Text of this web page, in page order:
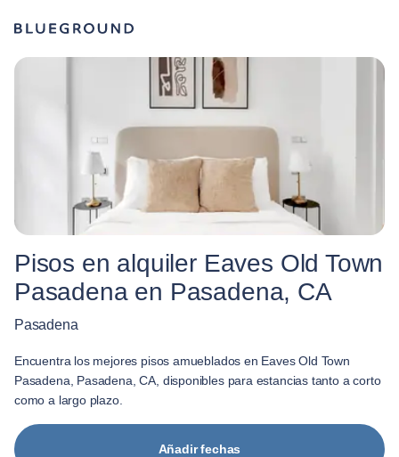
Pisos en alquiler Eaves Old Town
Pasadena en Pasadena, CA
Pasadena
Encuentra los mejores pisos amueblados en Eaves Old Town
Pasadena, Pasadena, CA, disponibles para estancias tanto a corto
como a largo plazo.
Añadir fechas